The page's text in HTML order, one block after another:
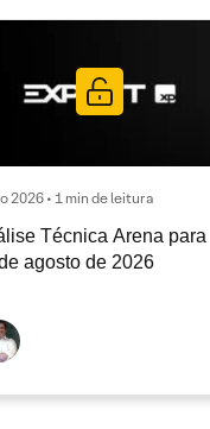
2026 • 1 min de leitura
Técnica Arena para
agosto de 2026